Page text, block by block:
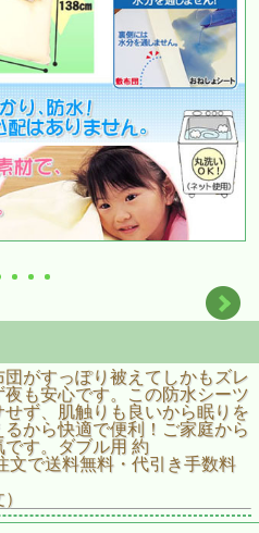
がすっぽり被えてしかもズレ
も安心です。この防水シーツ
ず、肌触りも良いから眠りを
から快適で便利！ご家庭から
す。ダブル用 約
で送料無料・代引き手数料